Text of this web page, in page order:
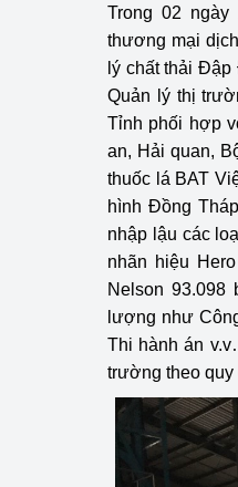
Trong 02 ngày
thương mại
lý chất thải
Quản lý thị
Tỉnh phối hợp
an, Hải quan,
thuốc lá BAT
hình Đồng
nhập lậu các
nhãn hiệu
Nelson
lượng như
Thi hành án
trường theo quy